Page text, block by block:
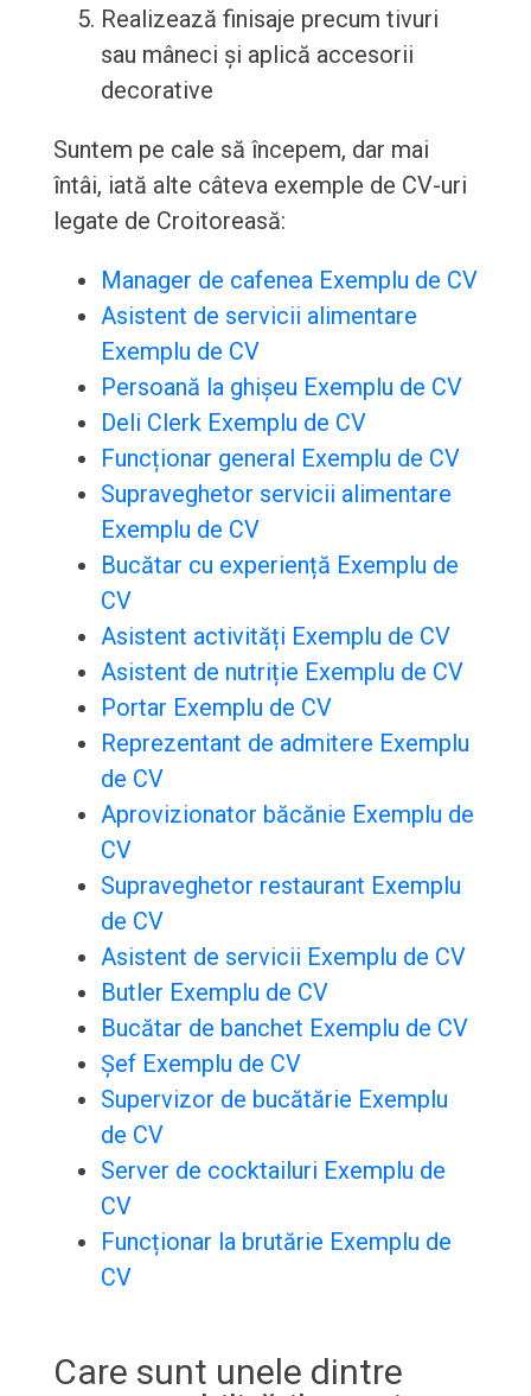
Realizează finisaje precum tivuri
sau mâneci și aplică accesorii
decorative
Suntem pe cale să începem, dar mai
întâi, iată alte câteva exemple de CV-uri
legate de Croitoreasă:
Manager de cafenea Exemplu de CV
Asistent de servicii alimentare
Exemplu de CV
Persoană la ghișeu Exemplu de CV
Deli Clerk Exemplu de CV
Funcționar general Exemplu de CV
Supraveghetor servicii alimentare
Exemplu de CV
Bucătar cu experiență Exemplu de
CV
Asistent activități Exemplu de CV
Asistent de nutriție Exemplu de CV
Portar Exemplu de CV
Reprezentant de admitere Exemplu
de CV
Aprovizionator băcănie Exemplu de
CV
Supraveghetor restaurant Exemplu
de CV
Asistent de servicii Exemplu de CV
Butler Exemplu de CV
Bucătar de banchet Exemplu de CV
Șef Exemplu de CV
Supervizor de bucătărie Exemplu
de CV
Server de cocktailuri Exemplu de
CV
Funcționar la brutărie Exemplu de
CV
Care sunt unele dintre